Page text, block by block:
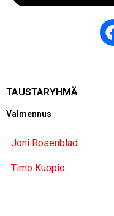
TAUSTARYHMÄ
Valmennus
Joni Rosenblad
Timo Kuopio